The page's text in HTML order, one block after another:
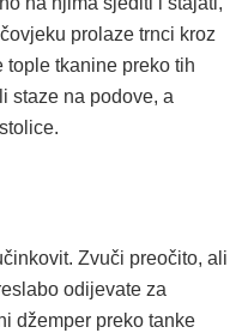
prolaze trnci kroz
tople tkanine preko tih
staze na podove, a
Zvuči preočito, ali
odijevate za
džemper preko tanke